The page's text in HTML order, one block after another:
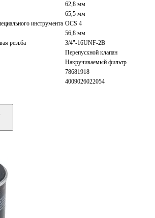
62,8 мм
65,5 мм
инструмента OCS 4
56,8 мм
резьба
3/4"-16UNF-2B
Перепускной клапан
Накручиваемый фильтр
78681918
4009026022054